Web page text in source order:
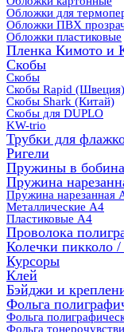
Обложки для
Обложки ПВХ
Обложки пластиковые
Пленка Кимото и
Скобы
Скобы
Скобы Rapid (Швеция)
Скобы Shark (Китай)
Скобы для DUPLO
KW-trio
Трубки для
Ригели
Пружины в
Пружина
Пружина нарезанная
Металлические А4
Пластиковые А4
Проволока
Колечки пикколо
Курсоры
Клей
Бэйджи и
Фольга
Фольга
Фольга